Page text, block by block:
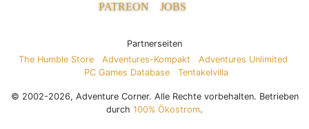
PATREON
JOBS
Partnerseiten
The Humble Store
Adventures-Kompakt
Adventures Unlimited
PC Games Database
Tentakelvilla
© 2002-2026, Adventure Corner. Alle Rechte vorbehalten. Betrieben
durch 100% Ökostrom.